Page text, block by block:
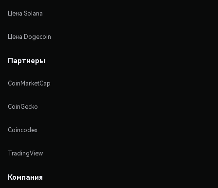
Цена Solana
Цена Dogecoin
Партнеры
CoinMarketCap
CoinGecko
Coincodex
TradingView
Компания